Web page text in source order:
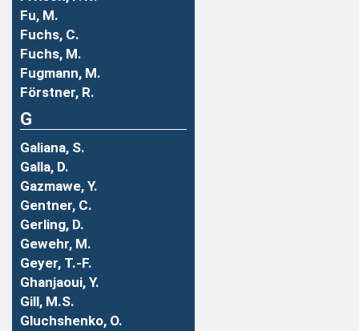
Fu, M.
Fuchs, C.
Fuchs, M.
Fugmann, M.
Förstner, R.
G
Galiana, S.
Galla, D.
Gazmawe, Y.
Gentner, C.
Gerling, D.
Gewehr, M.
Geyer, T.-F.
Ghanjaoui, Y.
Gill, M.S.
Gluchshenko, O.